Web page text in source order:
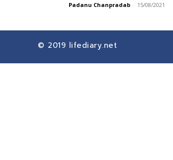
Padanu Chanpradab - 15/08/2021
© 2019 lifediary.net